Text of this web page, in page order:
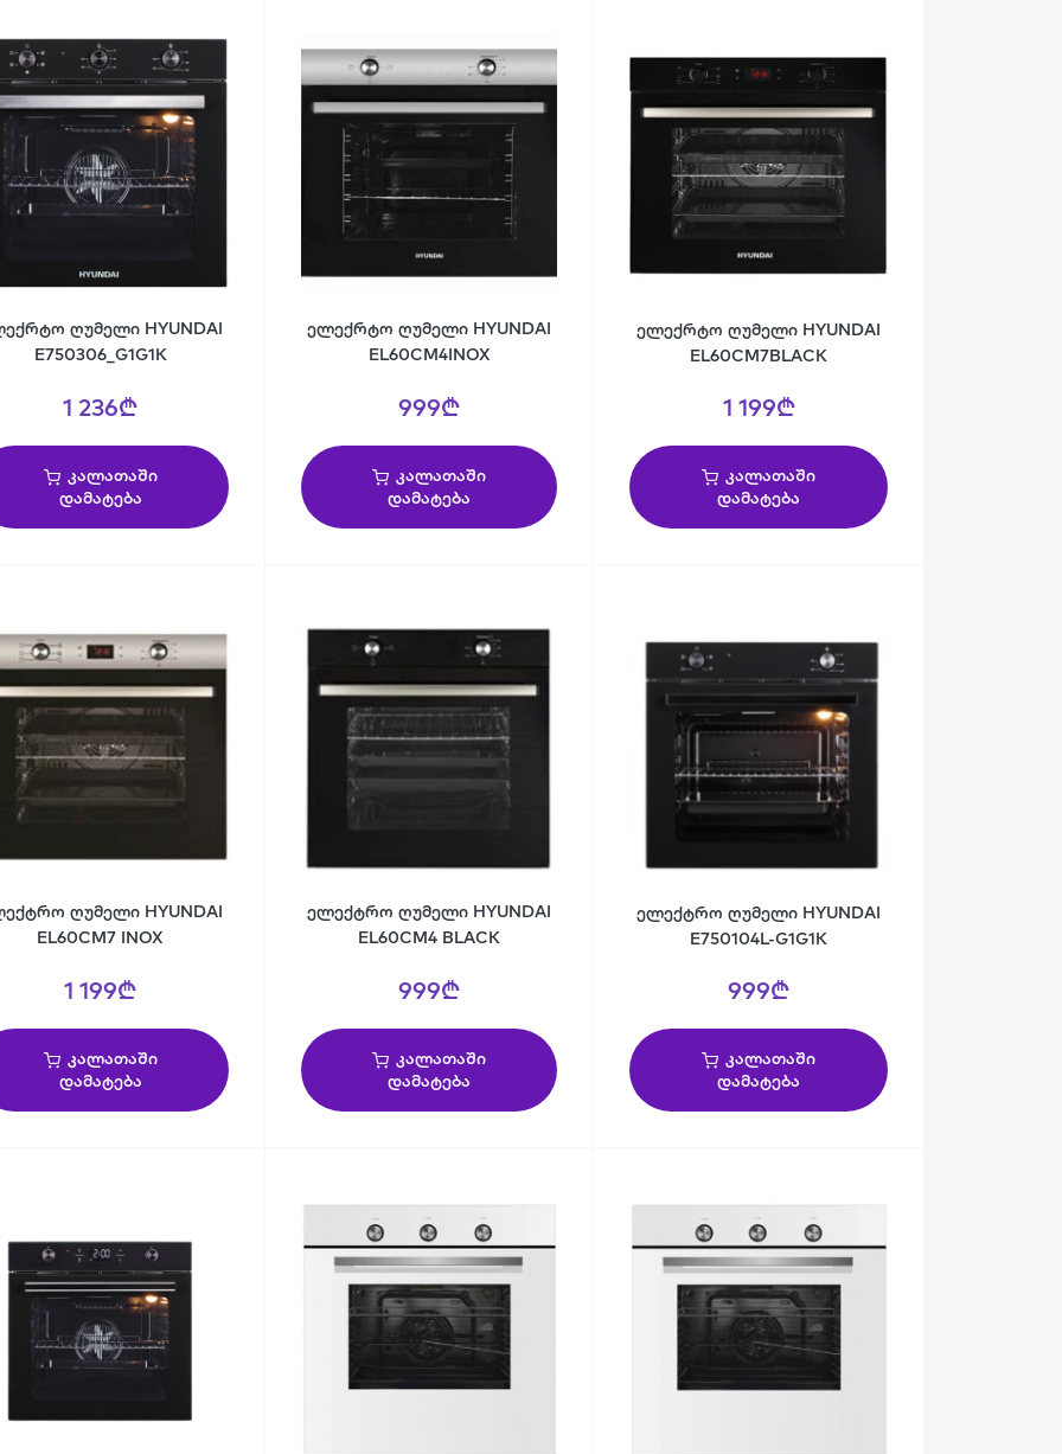
ღუმელი HYUNDAI
E750306_G1G1K
1 236₾
კალათაში
დამატება
ელექრტო ღუმელი HYUNDAI
EL60CM4INOX
999₾
კალათაში
დამატება
ელექრტო ღუმელი HYUNDAI
EL60CM7BLACK
1 199₾
კალათაში
დამატება
ღუმელი HYUNDAI
EL60CM7 INOX
1 199₾
კალათაში
დამატება
ელექტრო ღუმელი HYUNDAI
EL60CM4 BLACK
999₾
კალათაში
დამატება
ელექტრო ღუმელი HYUNDAI
E750104L-G1G1K
999₾
კალათაში
დამატება